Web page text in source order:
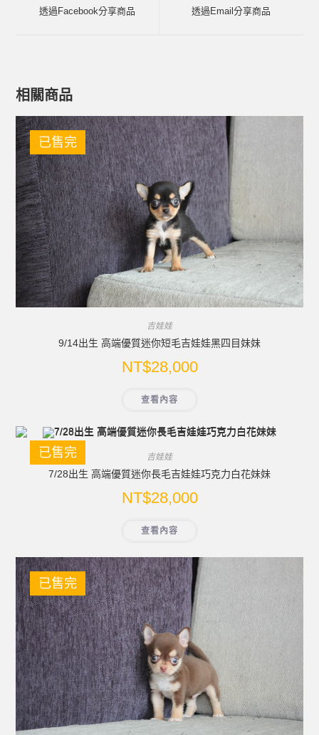
透過Facebook分享商品 透過Email分享商品
相關商品
已售完
吉娃娃
9/14出生 高端優質迷你短毛吉娃娃黑四目妹妹
NT$28,000
查看內容
已售完 吉娃娃
7/28出生 高端優質迷你長毛吉娃娃巧克力白花妹妹
NT$28,000
查看內容
已售完